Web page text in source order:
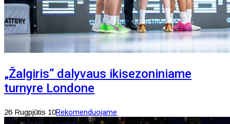
„Žalgiris“ dalyvaus ikisezoniniame
turnyre Londone
26 Rugpjūtis 10Rekomenduojame